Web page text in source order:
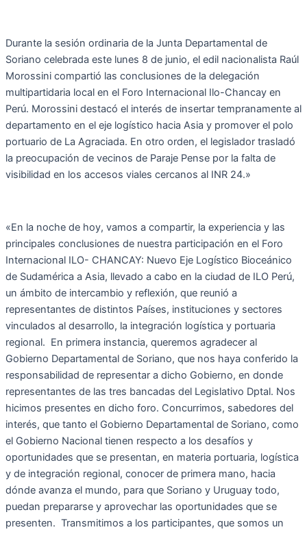
Durante la sesión ordinaria de la Junta Departamental de
Soriano celebrada este lunes 8 de junio, el edil nacionalista Raúl
Morossini compartió las conclusiones de la delegación
multipartidaria local en el Foro Internacional Ilo-Chancay en
Perú. Morossini destacó el interés de insertar tempranamente al
departamento en el eje logístico hacia Asia y promover el polo
portuario de La Agraciada. En otro orden, el legislador trasladó
la preocupación de vecinos de Paraje Pense por la falta de
visibilidad en los accesos viales cercanos al INR 24.»
«En la noche de hoy, vamos a compartir, la experiencia y las
principales conclusiones de nuestra participación en el Foro
Internacional ILO- CHANCAY: Nuevo Eje Logístico Bioceánico
de Sudamérica a Asia, llevado a cabo en la ciudad de ILO Perú,
un ámbito de intercambio y reflexión, que reunió a
representantes de distintos Países, instituciones y sectores
vinculados al desarrollo, la integración logística y portuaria
regional. En primera instancia, queremos agradecer al
Gobierno Departamental de Soriano, que nos haya conferido la
responsabilidad de representar a dicho Gobierno, en donde
representantes de las tres bancadas del Legislativo Dptal. Nos
hicimos presentes en dicho foro. Concurrimos, sabedores del
interés, que tanto el Gobierno Departamental de Soriano, como
el Gobierno Nacional tienen respecto a los desafíos y
oportunidades que se presentan, en materia portuaria, logística
y de integración regional, conocer de primera mano, hacia
dónde avanza el mundo, para que Soriano y Uruguay todo,
puedan prepararse y aprovechar las oportunidades que se
presenten. Transmitimos a los participantes, que somos un